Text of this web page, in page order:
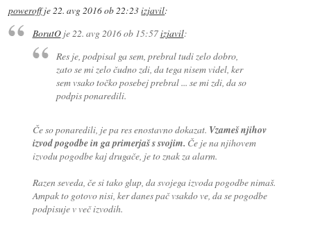
poweroffje22. avg 2016 ob 22:23izjavil:
BorutOje22. avg 2016 ob 15:57izjavil:
Res je, podpisal ga sem, prebral tudi zelo dobro,
zato se mi zelo čudno zdi, da tega nisem videl, ker
sem vsako točko posebej prebral ... se mi zdi, da so
podpis ponaredili.
Če so ponaredili, je pa res enostavno dokazat. Vzameš njihov
izvod pogodbe in ga primerjaš s svojim. Če je na njihovem
izvodu pogodbe kaj drugače, je to znak za alarm.
Razen seveda, če si tako glup, da svojega izvoda pogodbe nimaš.
Ampak to gotovo nisi, ker danes pač vsakdo ve, da se pogodbe
podpisuje v več izvodih.